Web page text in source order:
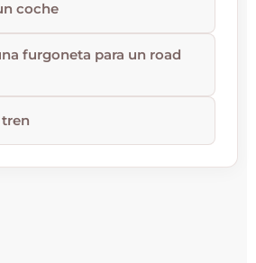
coche
furgoneta para un road